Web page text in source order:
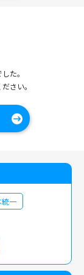
た。
さい。
統一